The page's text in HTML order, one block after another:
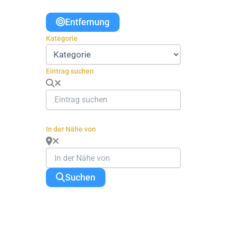
Entfernung
Kategorie
Eintrag suchen
In der Nähe von
Suchen